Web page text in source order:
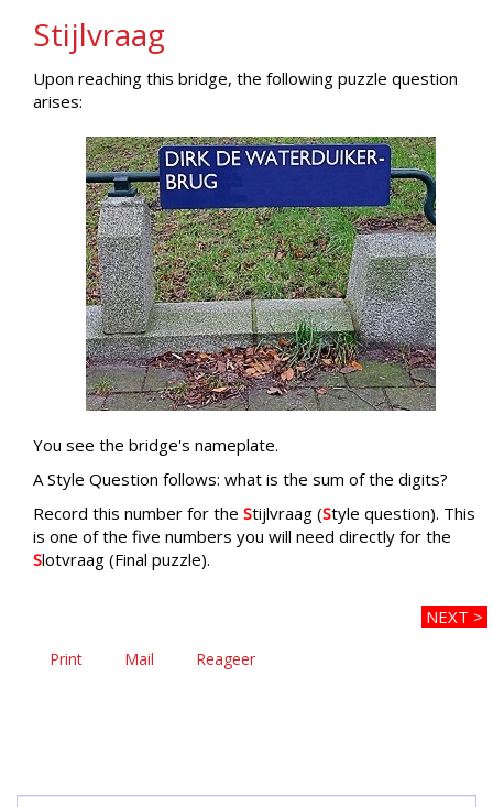
Stijlvraag
Upon reaching this bridge, the following puzzle question
arises:
You see the bridge's nameplate.
A Style Question follows: what is the sum of the digits?
Record this number for the Stijlvraag (Style question). This
is one of the five numbers you will need directly for the
Slotvraag (Final puzzle).
NEXT >
Print Mail Reageer